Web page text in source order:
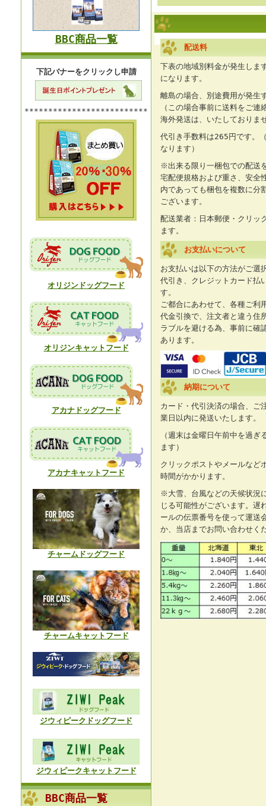
BBC商品一覧
下記バナーをクリックし申請
**************************
オリジンドッグフード
オリジンキャットフード
アカナドッグフード
アカナキャットフード
チャームドッグフード
チャームキャットフード
ジウィピークドッグフード
ジウィピークキャットフード
BBC商品一覧
配送料
下表の地域別料金が発生し
になります。
離島の場合、別途費用が発生
（この場合事前に送料をご連
海外発送は、いたしておりま
代引き手数料は265円です。
なります）
※出来る限り一梱包での配送
宅配便規格および重さ、安全
内であっても梱包を複数に分
ございます。
配送業者：日本郵便・クリッ
ます。
お支払いについて
お支払いは以下の方法がご選
代引き、クレジットカード払
す。
ご都合にあわせて、各種ご利
代金引換で、注文者と違う住
ラブルを避ける為、事前に確
あります。
納期について
カード・代引決済の場合、ご
業日以内に発送いたします。
（週末は金曜日午前中を過ぎ
ます）
クリックポストやメールなど
時間がかかります。
※大雪、台風などの天候状況
じる可能性がございます。遅
ールの伝票番号を使って運送
か、当店までお問い合わせく